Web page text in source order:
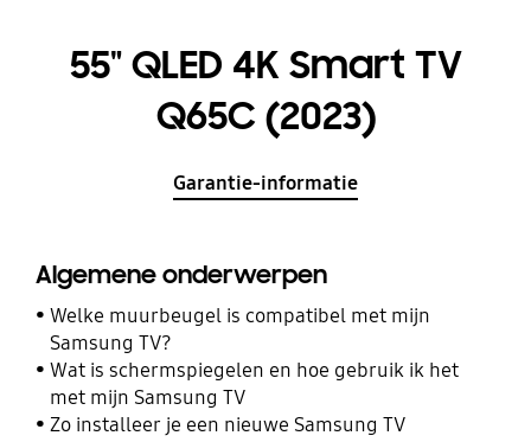
55" QLED 4K Smart TV
Q65C (2023)
Garantie-informatie
Algemene onderwerpen
Welke muurbeugel is compatibel met mijn
Samsung TV?
Wat is schermspiegelen en hoe gebruik ik het
met mijn Samsung TV
Zo installeer je een nieuwe Samsung TV